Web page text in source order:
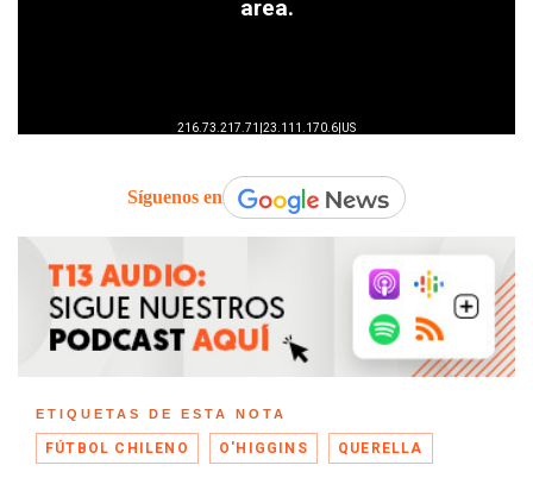
Síguenos en
ETIQUETAS DE ESTA NOTA
FÚTBOL CHILENO O'HIGGINS QUERELLA